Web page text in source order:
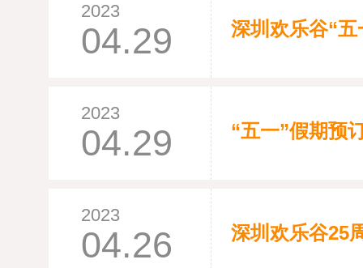
2023
04.29 深圳欢乐谷“
2023
04.29 “五一”假期预
2023
04.26 深圳欢乐谷25